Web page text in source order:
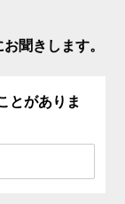
聞きします。
とがありま